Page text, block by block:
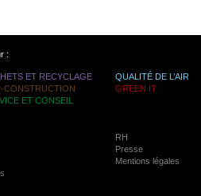
:
ET RECYCLAGE
QUALITÉ DE L’AIR
CONSTRUCTION
GREEN IT
ET CONSEIL
RH
Presse
Mentions légales